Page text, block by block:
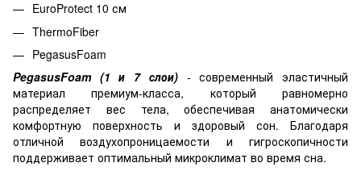
EuroProtect 10 см
ThermoFiber
PegasusFoam
PegasusFoam (1 и 7 слои)- современный эластичный
материал премиум-класса, который равномерно
распределяет вес тела, обеспечивая анатомически
комфортную поверхность и здоровый сон. Благодаря
отличной воздухопроницаемости и гигроскопичности
поддерживает оптимальный микроклимат во время сна.